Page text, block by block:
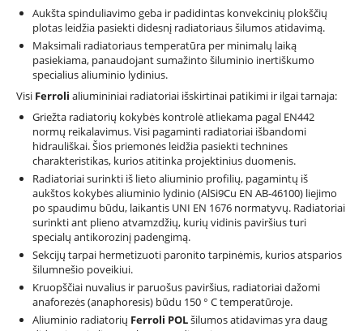
Aukšta spinduliavimo geba ir padidintas konvekcinių plokščių
plotas leidžia pasiekti didesnį radiatoriaus šilumos atidavimą.
Maksimali radiatoriaus temperatūra per minimalų laiką
pasiekiama, panaudojant sumažinto šiluminio inertiškumo
specialius aliuminio lydinius.
Visi Ferroli aliumininiai radiatoriai išskirtinai patikimi ir ilgai tarnaja:
Griežta radiatorių kokybės kontrolė atliekama pagal EN442
normų reikalavimus. Visi pagaminti radiatoriai išbandomi
hidrauliškai. Šios priemonės leidžia pasiekti technines
charakteristikas, kurios atitinka projektinius duomenis.
Radiatoriai surinkti iš lieto aliuminio profilių, pagamintų iš
aukštos kokybės aliuminio lydinio (AlSi9Cu EN AB-46100) liejimo
po spaudimu būdu, laikantis UNI EN 1676 normatyvų. Radiatoriai
surinkti ant plieno atvamzdžių, kurių vidinis paviršius turi
specialų antikorozinį padengimą.
Sekcijų tarpai hermetizuoti paronito tarpinėmis, kurios atsparios
šilumnešio poveikiui.
Kruopščiai nuvalius ir paruošus paviršius, radiatoriai dažomi
anaforezės (anaphoresis) būdu 150 ° C temperatūroje.
Aliuminio radiatorių Ferroli POLšilumos atidavimas yra daug